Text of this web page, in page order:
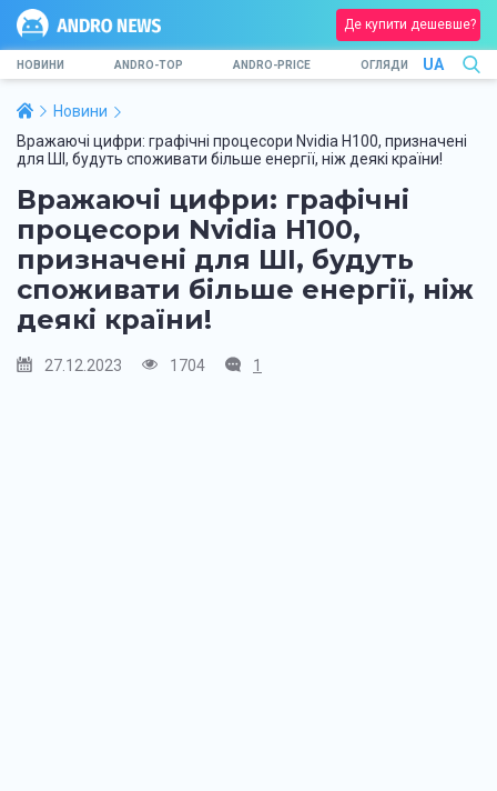
Де купити дешевше?
НОВИНИ ANDRO-TOP ANDRO-PRICE ОГЛЯДИ UA
Новини
Вражаючі цифри: графічні процесори Nvidia H100, призначені
для ШІ, будуть споживати більше енергії, ніж деякі країни!
Вражаючі цифри: графічні
процесори Nvidia H100,
призначені для ШІ, будуть
споживати більше енергії, ніж
деякі країни!
27.12.2023 1704 1